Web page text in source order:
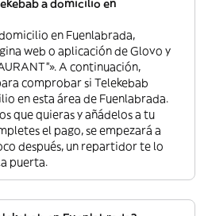
a domicilio en
en Fuenlabrada,
web o aplicación de Glovo y
A continuación,
comprobar si Telekebab
en esta área de Fuenlabrada.
que quieras y añádelos a tu
el pago, se empezará a
después, un repartidor te lo
puerta.